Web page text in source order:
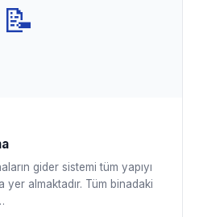
📝
gider sistemi tüm yapıyı
yer almaktadır. Tüm binadaki